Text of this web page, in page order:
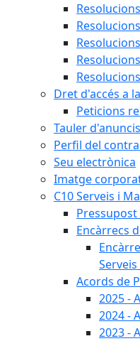
Dret d'accés a
Peticions
Tauler d'anuncis
Perfil del
Seu electrònica
Imatge
C10 Serveis i
Encàrrecs
Acords de
2025 -
2024 -
2023 -